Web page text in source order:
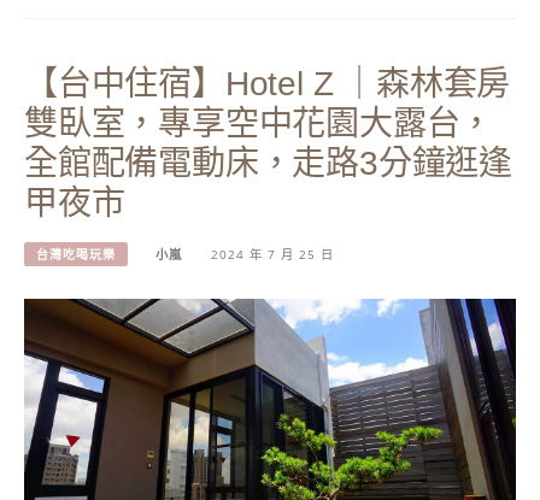
【台中住宿】Hotel Z ｜森林套房
雙臥室，專享空中花園大露台，
全館配備電動床，走路3分鐘逛逢
甲夜市
台灣吃喝玩樂 小嵐 2024 年 7 月 25 日